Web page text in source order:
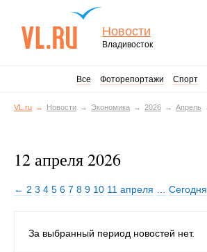
Новости
Владивосток
Все Фоторепортажи Спорт
VL.ru Новости Экономика 2026 Апрель
12 апреля 2026
← 2 3 4 5 6 7 8 9 10 11 апреля Сегодня
За выбранный период новостей нет.